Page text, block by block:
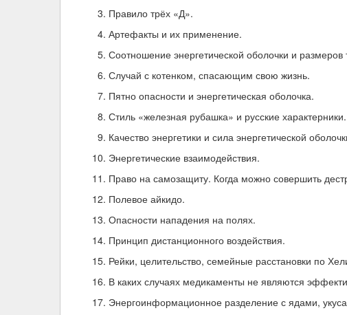
Правило трёх «Д».
Артефакты и их применение.
Соотношение энергетической оболочки и размеров
Случай с котенком, спасающим свою жизнь.
Пятно опасности и энергетическая оболочка.
Стиль «железная рубашка» и русские характерники.
Качество энергетики и сила энергетической
Энергетические взаимодействия.
Право на самозащиту. Когда можно совершить
Полевое айкидо.
Опасности нападения на полях.
Принцип дистанционного воздействия.
Рейки, целительство, семейные расстановки по
В каких случаях медикаменты не являются
Энергоинформационное разделение с ядами,